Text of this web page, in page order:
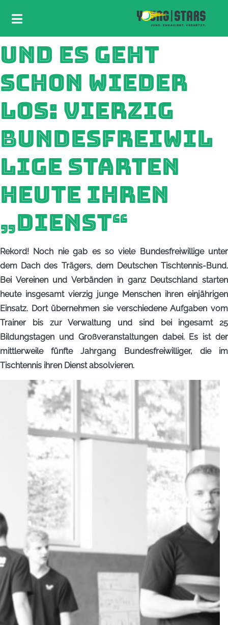
UND ES GEHT
SCHON WIEDER
LOS: VIERZIG
BUNDESFREIWIL
LIGE STARTEN
HEUTE IHREN
„DIENST“
Rekord! Noch nie gab es so viele Bundesfreiwillige unter
dem Dach des Trägers, dem Deutschen Tischtennis-Bund.
Bei Vereinen und Verbänden in ganz Deutschland starten
heute insgesamt vierzig junge Menschen ihren einjährigen
Einsatz. Dort übernehmen sie verschiedene Aufgaben vom
Trainer bis zur Verwaltung und sind bei ingesamt 25
Bildungstagen und Großveranstaltungen dabei. Es ist der
mittlerweile fünfte Jahrgang Bundesfreiwilliger, die im
Tischtennis ihren Dienst absolvieren.